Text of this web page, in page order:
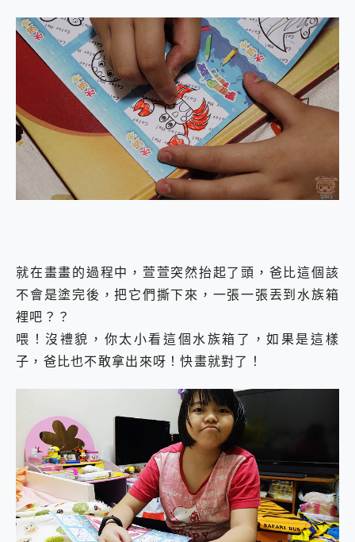
就在畫畫的過程中，萱萱突然抬起了頭，爸比這個該
不會是塗完後，把它們撕下來，一張一張丟到水族箱
裡吧？？
喂！沒禮貌，你太小看這個水族箱了，如果是這樣
子，爸比也不敢拿出來呀！快畫就對了！